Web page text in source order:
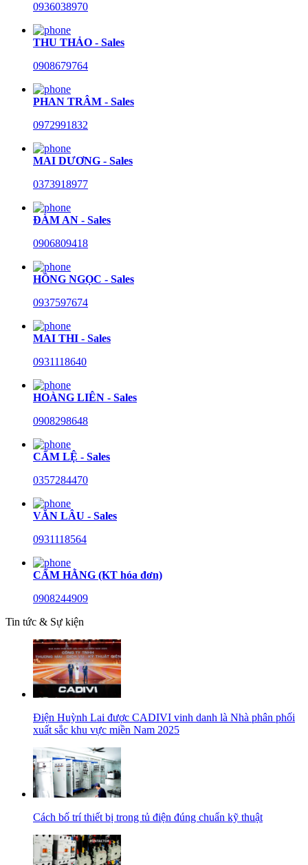
0936038970
THU THẢO - Sales
0908679764
PHAN TRÂM - Sales
0972991832
MAI DƯƠNG - Sales
0373918977
ĐÀM AN - Sales
0906809418
HỒNG NGỌC - Sales
0937597674
MAI THI - Sales
0931118640
HOÀNG LIÊN - Sales
0908298648
CẨM LỆ - Sales
0357284470
VĂN LÂU - Sales
0931118564
CẨM HẰNG (KT hóa đơn)
0908244909
Tin tức & Sự kiện
Điện Huỳnh Lai được CADIVI vinh danh là Nhà phân phối
xuất sắc khu vực miền Nam 2025
Cách bố trí thiết bị trong tủ điện đúng chuẩn kỹ thuật